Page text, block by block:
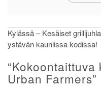
Artikkelien
selaus
Kylässä – Kesäiset
ystävän kauniissa kodissa!
“
Urban Farmers”